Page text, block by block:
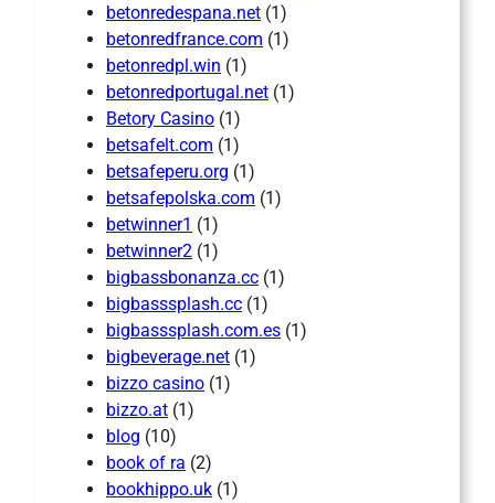
betonredespana.net (1)
betonredfrance.com (1)
betonredpl.win (1)
betonredportugal.net (1)
Betory Casino (1)
betsafelt.com (1)
betsafeperu.org (1)
betsafepolska.com (1)
betwinner1 (1)
betwinner2 (1)
bigbassbonanza.cc (1)
bigbasssplash.cc (1)
bigbasssplash.com.es (1)
bigbeverage.net (1)
bizzo casino (1)
bizzo.at (1)
blog (10)
book of ra (2)
bookhippo.uk (1)